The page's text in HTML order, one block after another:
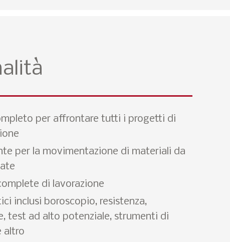
per affrontare tutti i progetti di
per la movimentazione di materiali da
di lavorazione
inclusi boroscopio, resistenza,
test ad alto potenziale, strumenti di
altro